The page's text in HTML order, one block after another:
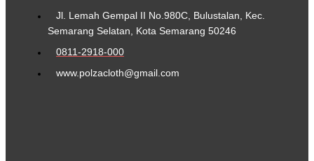
Jl. Lemah Gempal II No.980C, Bulustalan, Kec.
Semarang Selatan, Kota Semarang 50246
0811-2918-000
www.polzacloth@gmail.com